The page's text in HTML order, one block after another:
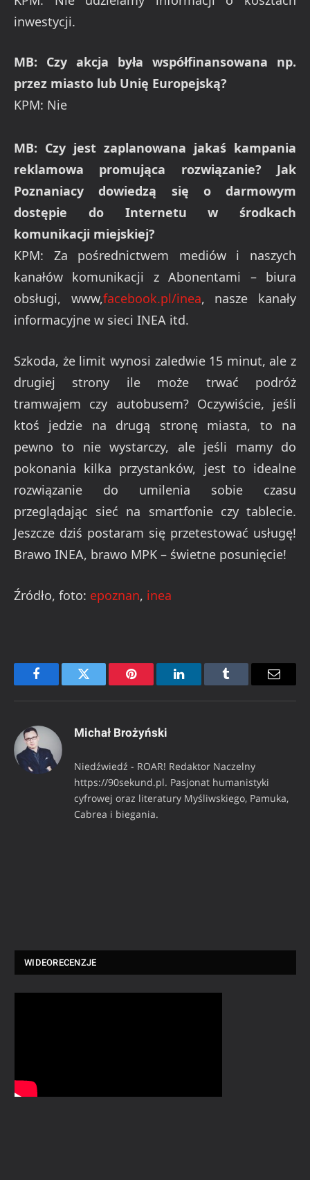
inwestycji.
MB: Czy akcja była współfinansowana np.
przez miasto lub Unię Europejską?
KPM: Nie
MB: Czy jest zaplanowana jakaś kampania
reklamowa promująca rozwiązanie? Jak
Poznaniacy dowiedzą się o darmowym
dostępie do Internetu w środkach
komunikacji miejskiej?
KPM: Za pośrednictwem mediów i naszych
kanałów komunikacji z Abonentami – biura
obsługi, www,facebook.pl/inea, nasze kanały
informacyjne w sieci INEA itd.
Szkoda, że limit wynosi zaledwie 15 minut, ale z
drugiej strony ile może trwać podróż
tramwajem czy autobusem? Oczywiście, jeśli
ktoś jedzie na drugą stronę miasta, to na
pewno to nie wystarczy, ale jeśli mamy do
pokonania kilka przystanków, jest to idealne
rozwiązanie do umilenia sobie czasu
przeglądając sieć na smartfonie czy tablecie.
Jeszcze dziś postaram się przetestować usługę!
Brawo INEA, brawo MPK – świetne posunięcie!
Źródło, foto: epoznan, inea
FacebookTwitter Pinterest LinkedInTumblr Email
Michał Brożyński
Niedźwiedź - ROAR! Redaktor Naczelny
https://90sekund.pl. Pasjonat humanistyki
cyfrowej oraz literatury Myśliwskiego, Pamuka,
Cabrea i biegania.
WIDEORECENZJE